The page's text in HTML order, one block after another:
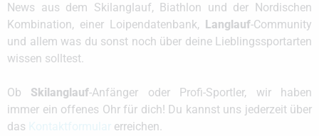
News aus dem Skilanglauf, Biathlon und der Nordischen
Kombination, einer Loipendatenbank, Langlauf-Community
und allem was du sonst noch über deine Lieblingssportarten
wissen solltest.
Ob Skilanglauf-Anfänger oder Profi-Sportler, wir haben
immer ein offenes Ohr für dich! Du kannst uns jederzeit über
das
erreichen.